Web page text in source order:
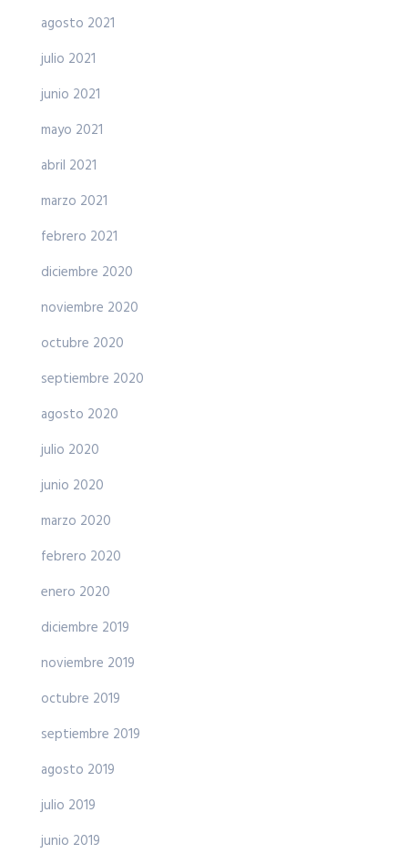
agosto 2021
julio 2021
junio 2021
mayo 2021
abril 2021
marzo 2021
febrero 2021
diciembre 2020
noviembre 2020
octubre 2020
septiembre 2020
agosto 2020
julio 2020
junio 2020
marzo 2020
febrero 2020
enero 2020
diciembre 2019
noviembre 2019
octubre 2019
septiembre 2019
agosto 2019
julio 2019
junio 2019